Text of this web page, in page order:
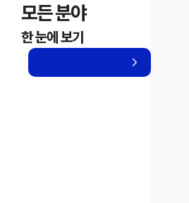
모든 분야
한 눈에 보기